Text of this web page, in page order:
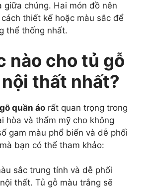
giữa chúng. Hai món đồ nên
thiết kế hoặc màu sắc để
thể thống nhất.
nào cho tủ gỗ
thất nhất?
quần áo rất quan trọng trong
hòa và thẩm mỹ cho không
gam màu phổ biến và dễ phối
bạn có thể tham khảo:
sắc trung tính và dễ phối
thất. Tủ gỗ màu trắng sẽ